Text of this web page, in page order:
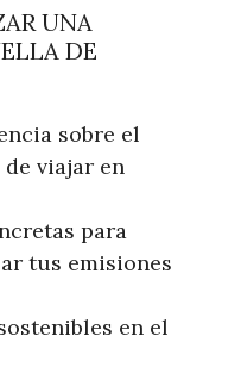
UNA
DE
sobre el
viajar en
para
tus emisiones
en el